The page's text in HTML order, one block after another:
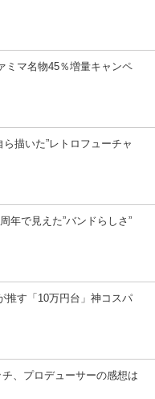
ミマ名物45％増量キャンペ
描いた”レトロフューチャ
年で見えた”バンドらしさ”
推す「10万円台」神コスパ
チ、プロデューサーの感想は